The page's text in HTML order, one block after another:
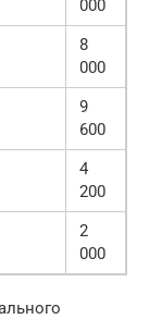
000
8
000
9
600
4
200
2
000